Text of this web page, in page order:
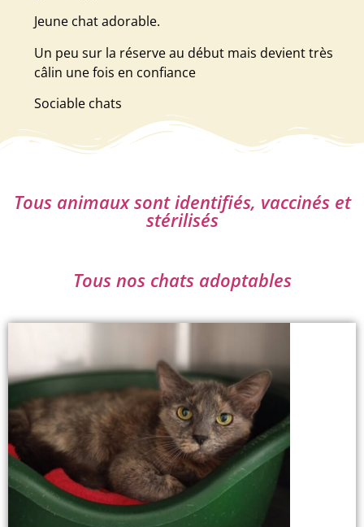
Jeune chat adorable.
Un peu sur la réserve au début mais devient très
câlin une fois en confiance
Sociable chats
Tous animaux sont identifiés, vaccinés et
stérilisés
Tous nos chats adoptables